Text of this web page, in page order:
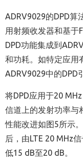
ADRV9029的DPD算
用射频收发器和基于
DPD功能集成到
和功耗。如特定应用
ADRV9029中的DPD
将DPD应用于20
信道上的发射功率与
性能改进如图5所示
后，由LTE 20 MHz
低15 dB至20 dB。